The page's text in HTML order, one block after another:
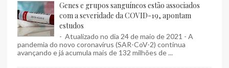
Genes e grupos sanguíneos estão associados
com a severidade da COVID-19, apontam
estudos
- Atualizado no dia 24 de maio de 2021 - A
pandemia do novo coronavírus (SAR-CoV-2) continua
avançando e já acumula mais de 132 milhões de ...